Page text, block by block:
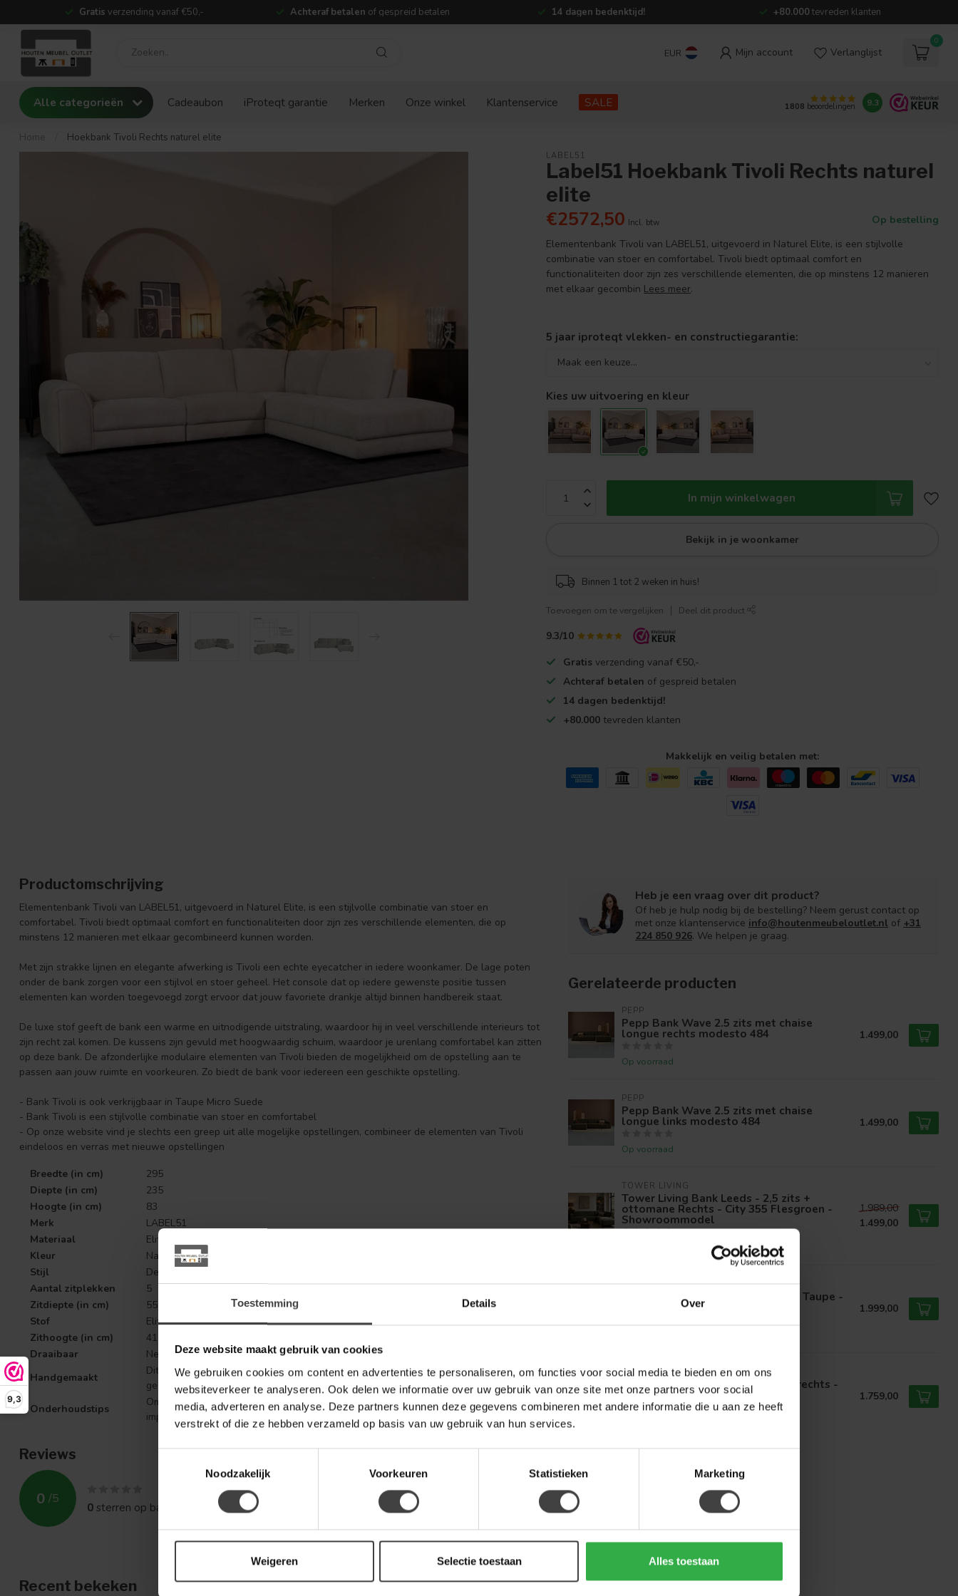
Toestemming Details Over
Deze website maakt gebruik van cookies
We gebruiken cookies om content en advertenties te personaliseren, om functies voor social media te bieden en om ons
websiteverkeer te analyseren. Ook delen we informatie over uw gebruik van onze site met onze partners voor social
media, adverteren en analyse. Deze partners kunnen deze gegevens combineren met andere informatie die u aan ze heeft
verstrekt of die ze hebben verzameld op basis van uw gebruik van hun services.
Noodzakelijk
Voorkeuren Statistieken Marketing
Weigeren Selectie toestaan Alles toestaan
9,3
Gratis verzending vanaf €50,- Achteraf betalen of gespreid betalen 14 dagen bedenktijd! +80.000tevreden klanten
EUR Mijn account Verlanglijst
0
Alle categorieën Cadeaubon iProteqt garantie Merken Onze winkel Klantenservice SALE 1808 beoordelingen 9.3
Home Hoekbank Tivoli Rechts naturel elite
LABEL51
Label51 Hoekbank Tivoli Rechts naturel
elite
€2572,50 Incl. btw
Op bestelling
Elementenbank Tivoli van LABEL51, uitgevoerd in Naturel Elite, is een stijlvolle
combinatie van stoer en comfortabel. Tivoli biedt optimaal comfort en
functionaliteiten door zijn zes verschillende elementen, die op minstens 12 manieren
met elkaar gecombin Lees meer.
5 jaar iproteqt vlekken- en constructiegarantie:
Kies uw uitvoering en kleur
In mijn winkelwagen
Bekijk in je woonkamer
Binnen 1 tot 2 weken in huis!
Toevoegen om te vergelijken Deel dit product
9.3/10
Gratis verzending vanaf €50,-
Achteraf betalen of gespreid betalen
14 dagen bedenktijd!
+80.000 tevreden klanten
Makkelijk en veilig betalen met:
Productomschrijving
Elementenbank Tivoli van LABEL51, uitgevoerd in Naturel Elite, is een stijlvolle combinatie van stoer en
comfortabel. Tivoli biedt optimaal comfort en functionaliteiten door zijn zes verschillende elementen, die op
minstens 12 manieren met elkaar gecombineerd kunnen worden.
Met zijn strakke lijnen en elegante afwerking is Tivoli een echte eyecatcher in iedere woonkamer. De lage poten
onder de bank zorgen voor een stijlvol en stoer geheel. Het console dat op iedere gewenste positie tussen
elementen kan worden toegevoegd zorgt ervoor dat jouw favoriete drankje altijd binnen handbereik staat.
De luxe stof geeft de bank een warme en uitnodigende uitstraling, waardoor hij in veel verschillende interieurs tot
zijn recht zal komen. De kussens zijn gevuld met hoogwaardig schuim, waardoor je urenlang comfortabel kan zitten
op deze bank. De afzonderlijke modulaire elementen van Tivoli bieden de mogelijkheid om de opstelling aan te
passen aan jouw ruimte en voorkeuren. Zo biedt de bank voor iedereen een geschikte opstelling.
- Bank Tivoli is ook verkrijgbaar in Taupe Micro Suede
- Bank Tivoli is een stijlvolle combinatie van stoer en comfortabel
- Op onze website vind je slechts een greep uit alle mogelijke opstellingen, combineer de elementen van Tivoli
eindeloos en verras met nieuwe opstellingen
Breedte (in cm)
295
Diepte (in cm)
235
Hoogte (in cm)
83
Merk
LABEL51
Materiaal
Elite
Kleur
Naturel
Stijl
Design
Aantal zitplekken
5
Zitdiepte (in cm)
55
Stof
Elite Natural 03
Zithoogte (in cm)
41
Draaibaar
Nee
Handgemaakt
Dit artikel is handgemaakt. Elk artikel is uniek. Onregelmatigheden in vorm en kleur
getuigen van het individuele karakter.
Onderhoudstips
Om de stof zo lang mogelijk mooi te houden wordt er geadviseerd om de stof te
impregneren met een spray voor gebruik.
Reviews
0 /5
0sterren op basis van beoordelingen
Je beoordeling toevoegen
Heb je een vraag over dit product?
Of heb je hulp nodig bij de bestelling? Neem gerust contact op
met onze klantenservice info@houtenmeubeloutlet.nl of +31
224 850 926. We helpen je graag.
Gerelateerde producten
PEPP
Pepp Bank Wave 2.5 zits met chaise
longue rechts modesto 484
Op voorraad
1.499,00
PEPP
Pepp Bank Wave 2.5 zits met chaise
longue links modesto 484
Op voorraad
1.499,00
TOWER LIVING
Tower Living Bank Leeds - 2,5 zits +
ottomane Rechts - City 355 Flesgroen -
Showroommodel
1.989,00
1.499,00
LABEL51
Label51 Hoekbank Valero - Retro Taupe -
Tresor - Links Voorstaand 1.999,00
PEPP
Pepp Hoekbank River - Ottoman rechts -
Majestic 603 1.759,00
Recent bekeken